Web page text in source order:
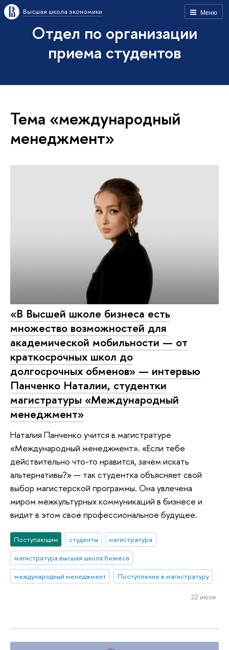
Меню
Высшая школа экономики
Отдел по организации
приема студентов
Тема «международный
менеджмент»
«В Высшей школе бизнеса есть
множество возможностей для
академической мобильности — от
краткосрочных школ до
долгосрочных обменов» — интервью
Панченко Наталии, студентки
магистратуры «Международный
менеджмент»
Наталия Панченко учится в магистратуре
«Международный менеджмент». «Если тебе
действительно что-то нравится, зачем искать
альтернативы?» — так студентка объясняет свой
выбор магистерской программы. Она увлечена
миром межкультурных коммуникаций в бизнесе и
видит в этом своё профессиональное будущее.
Поступающим студенты
магистратура
магистратура высшая школа бизнеса
международный менеджмент
Поступление в магистратуру
22 июля